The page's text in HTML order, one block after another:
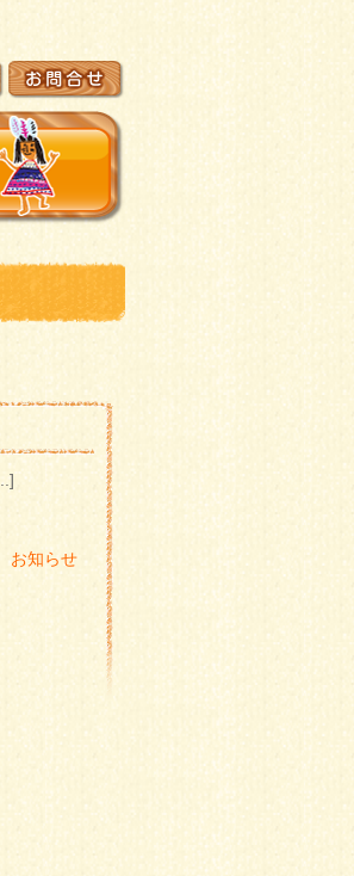
お知らせ